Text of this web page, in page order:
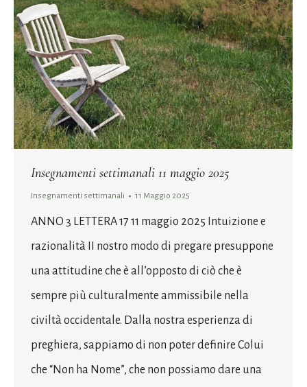
Insegnamenti settimanali 11 maggio 2025
Insegnamenti settimanali 11 Maggio 2025
ANNO 3 LETTERA 17 11 maggio 2025 Intuizione e
razionalità II nostro modo di pregare presuppone
una attitudine che è all’opposto di ciò che è
sempre più culturalmente ammissibile nella
civiltà occidentale. Dalla nostra esperienza di
preghiera, sappiamo di non poter definire Colui
che “Non ha Nome”, che non possiamo dare una